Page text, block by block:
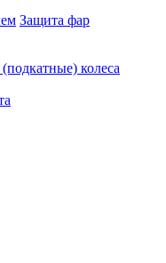
Защита фар
колеса